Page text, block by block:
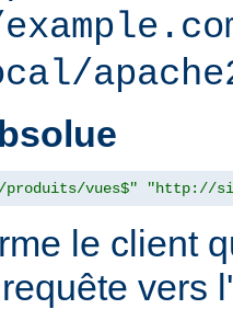
produits/vues$" "http://
le client
vers